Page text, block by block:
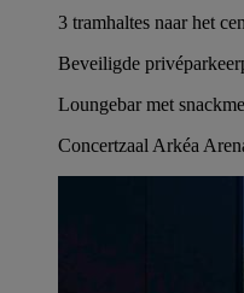
3 tramhaltes naar het
Beveiligde
Loungebar met
Concertzaal Arkéa